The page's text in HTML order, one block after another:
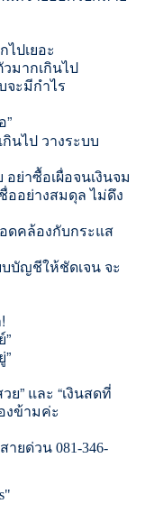
ไปเยอะ
มากเกินไป
จะมีกำไร
”
นไป วางระบบ
ย่าซื้อเผื่อจนเงินจม
ออย่างสมดุล ไม่ดึง
ดคล้องกับกระแส
บัญชีให้ชัดเจน จะ
” และ “เงินสดที่
งข้ามค่ะ
สายด่วน 081-346-